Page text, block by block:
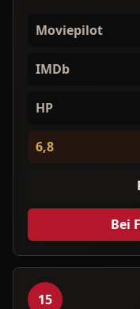
Moviepilot
IMDb
HP
6,8
Bei
15